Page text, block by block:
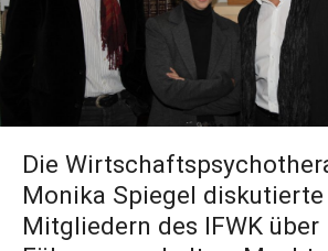
Die
Monika Spiegel
Mitgliedern des IFWK über